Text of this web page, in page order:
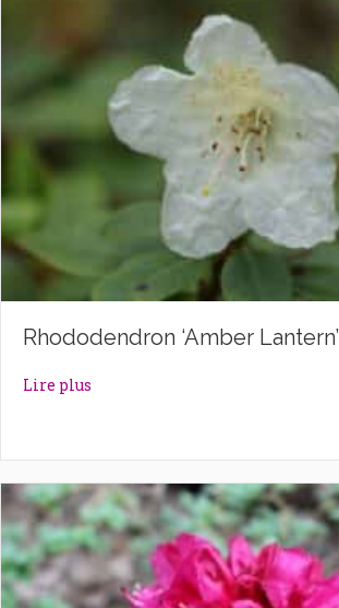
Rhododendron ‘Amber Lantern’
Lire plus